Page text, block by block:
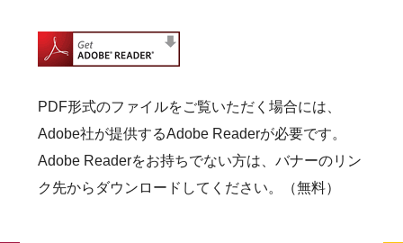
PDF形式のファイルをご覧いただく場合には、
Adobe社が提供するAdobe Readerが必要です。
Adobe Readerをお持ちでない方は、バナーのリン
ク先からダウンロードしてください。（無料）